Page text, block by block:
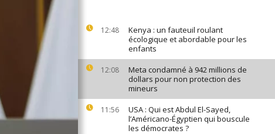
12:48
Kenya : un fauteuil roulant
écologique et abordable pour les
enfants
12:08
Meta condamné à 942 millions de
dollars pour non protection des
mineurs
11:56
USA : Qui est Abdul El-Sayed,
l’Américano-Égyptien qui bouscule
les démocrates ?